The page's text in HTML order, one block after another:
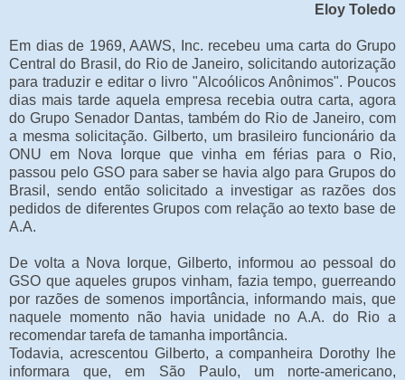
Eloy Toledo
Em dias de 1969, AAWS, Inc. recebeu uma carta do Grupo
Central do Brasil, do Rio de Janeiro, solicitando autorização
para traduzir e editar o livro "Alcoólicos Anônimos". Poucos
dias mais tarde aquela empresa recebia outra carta, agora
do Grupo Senador Dantas, também do Rio de Janeiro, com
a mesma solicitação. Gilberto, um brasileiro funcionário da
ONU em Nova Iorque que vinha em férias para o Rio,
passou pelo GSO para saber se havia algo para Grupos do
Brasil, sendo então solicitado a investigar as razões dos
pedidos de diferentes Grupos com relação ao texto base de
A.A.
De volta a Nova Iorque, Gilberto, informou ao pessoal do
GSO que aqueles grupos vinham, fazia tempo, guerreando
por razões de somenos importância, informando mais, que
naquele momento não havia unidade no A.A. do Rio a
recomendar tarefa de tamanha importância.
Todavia, acrescentou Gilberto, a companheira Dorothy lhe
informara que, em São Paulo, um norte-americano,